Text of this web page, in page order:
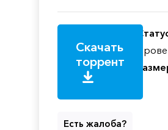
Скачать
торрент
Есть жалоба?